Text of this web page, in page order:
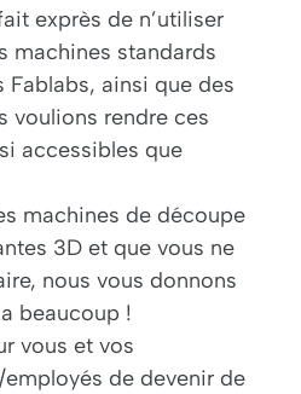
exprès de n’utiliser
machines standards
ainsi que des
voulions rendre ces
accessibles que
machines de découpe
3D et que vous ne
nous vous donnons
beaucoup !
vous et vos
de devenir de